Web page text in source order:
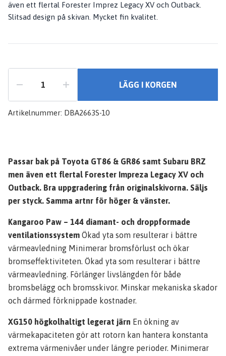
även ett flertal Forester Imprez Legacy XV och Outback.
Slitsad design på skivan. Mycket fin kvalitet.
LÄGG I KORGEN
Artikelnummer: DBA2663S-10
Passar bak på Toyota GT86 & GR86 samt Subaru BRZ
men även ett flertal Forester Impreza Legacy XV och
Outback. Bra uppgradering från originalskivorna. Säljs
per styck. Samma artnr för höger & vänster.
Kangaroo Paw – 144 diamant- och droppformade
ventilationssystem Ökad yta som resulterar i bättre
värmeavledning Minimerar bromsförlust och ökar
bromseffektiviteten. Ökad yta som resulterar i bättre
värmeavledning. Förlänger livslängden för både
bromsbelägg och bromsskivor. Minskar mekaniska skador
och därmed förknippade kostnader.
XG150 högkolhaltigt legerat järn En ökning av
värmekapaciteten gör att rotorn kan hantera konstanta
extrema värmenivåer under längre perioder. Minimerar